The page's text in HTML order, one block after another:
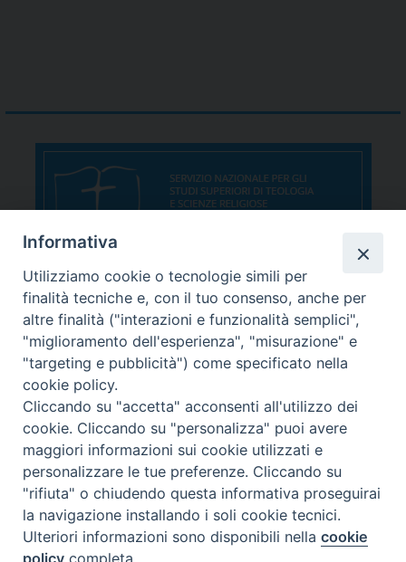
sede Corso Canalchiaro 149 - 41121 Modena
Informativa
Utilizziamo cookie o tecnologie simili per
finalità tecniche e, con il tuo consenso, anche per
altre finalità ("interazioni e funzionalità semplici",
"miglioramento dell'esperienza", "misurazione" e
"targeting e pubblicità") come specificato nella
cookie policy.
Cliccando su "accetta" acconsenti all'utilizzo dei
cookie. Cliccando su "personalizza" puoi avere
maggiori informazioni sui cookie utilizzati e
personalizzare le tue preferenze. Cliccando su
"rifiuta" o chiudendo questa informativa proseguirai
la navigazione installando i soli cookie tecnici.
Ulteriori informazioni sono disponibili nellacookie
policy completa.